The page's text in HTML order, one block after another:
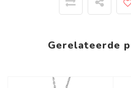
Gerelateerde